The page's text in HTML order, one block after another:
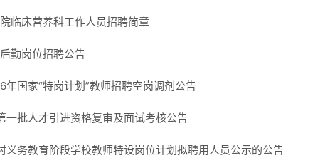
临床营养科工作人员招聘简章
勤岗位招聘公告
国家“特岗计划”教师招聘空岗调剂公告
一批人才引进资格复审及面试考核公告
义务教育阶段学校教师特设岗位计划拟聘用人员公示的公告